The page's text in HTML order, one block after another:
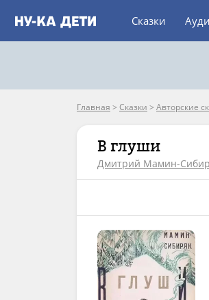
Сказки
Главная > Сказки > Авторские
В глуши
Дмитрий Мамин-